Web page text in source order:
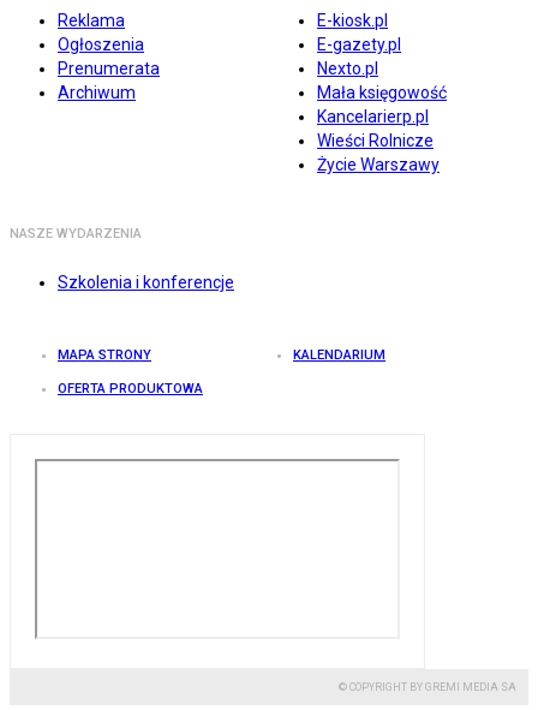
Reklama
Ogłoszenia
Prenumerata
Archiwum
E-kiosk.pl
E-gazety.pl
Nexto.pl
Mała księgowość
Kancelarierp.pl
Wieści Rolnicze
Życie Warszawy
NASZE WYDARZENIA
Szkolenia i konferencje
MAPA STRONY KALENDARIUM
OFERTA PRODUKTOWA
© COPYRIGHT BY GREMI MEDIA SA